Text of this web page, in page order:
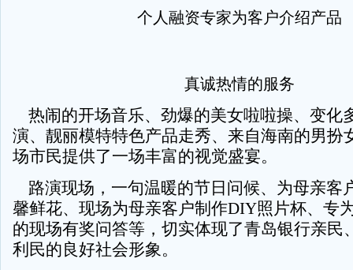
个人融资专家为客户介绍产品
真诚热情的服务
热闹的开场音乐、劲爆的美女啦啦操、变化
演、靓丽模特特色产品走秀、来自海南的男扮
场市民提供了一场丰富的视觉盛宴。
路演现场，一句温暖的节日问候、为母亲客
馨鲜花、现场为母亲客户制作DIY照片杯、专
的现场有奖问答等，切实体现了青岛银行亲民
利民的良好社会形象。